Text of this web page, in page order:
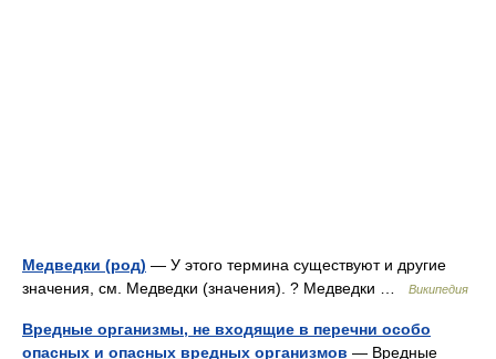
Медведки (род) — У этого термина существуют и другие
значения, см. Медведки (значения). ? Медведки …
Википедия
Вредные организмы, не входящие в перечни особо
опасных и опасных вредных организмов — Вредные